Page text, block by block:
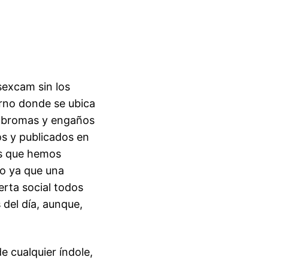
sin los
donde se ubica
y engaños
y publicados en
que hemos
ya que una
social todos
día, aunque,
cualquier índole,